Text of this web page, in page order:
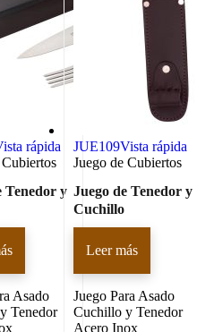
rápida
Tenedor y
Asado
Tenedor
JUE109Vista rápida
Juego de Cubiertos
Juego de Tenedor y
Cuchillo
Leer más
Juego Para Asado
Cuchillo y Tenedor
Acero Inox